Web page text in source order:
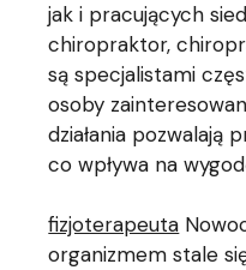
jak i pracujących
chiropraktor,
są specjalistami
osoby
działania pozwalają
co wpływa na
fizjoterapeuta
organizmem stale